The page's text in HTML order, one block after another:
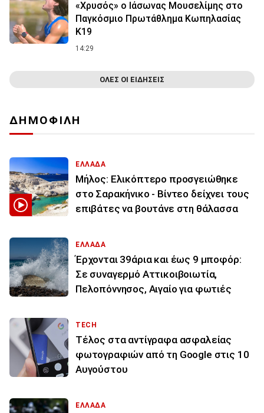
«Χρυσός» ο Ιάσωνας Μουσελίμης στο
Παγκόσμιο Πρωτάθλημα Κωπηλασίας
Κ19
14:29
ΟΛΕΣ ΟΙ ΕΙΔΗΣΕΙΣ
ΔΗΜΟΦΙΛΗ
ΕΛΛΑΔΑ
Μήλος: Ελικόπτερο προσγειώθηκε
στο Σαρακήνικο - Βίντεο δείχνει τους
επιβάτες να βουτάνε στη θάλασσα
ΕΛΛΑΔΑ
Έρχονται 39άρια και έως 9 μποφόρ:
Σε συναγερμό Αττικοιβοιωτία,
Πελοπόννησος, Αιγαίο για φωτιές
TECH
Τέλος στα αντίγραφα ασφαλείας
φωτογραφιών από τη Google στις 10
Αυγούστου
ΕΛΛΑΔΑ